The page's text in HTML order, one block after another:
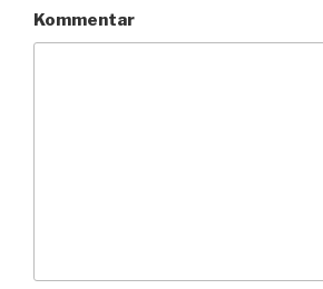
Kommentar